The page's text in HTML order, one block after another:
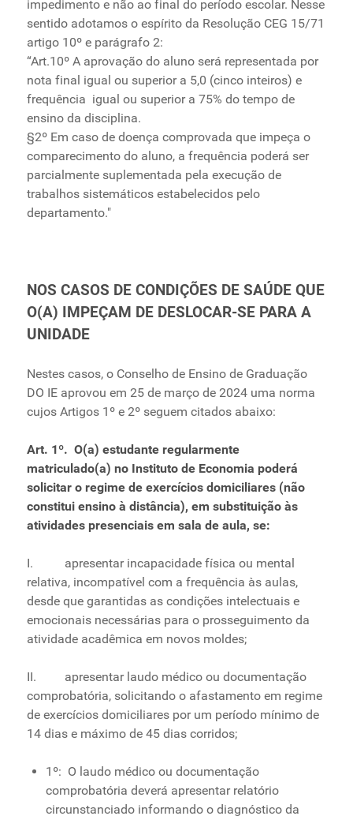
Advocacia-Geral da União
Planalto
impedimento e não ao final do período escolar. Nesse
sentido adotamos o espírito da Resolução CEG 15/71
artigo 10º e parágrafo 2:
“Art.10º A aprovação do aluno será representada por
nota final igual ou superior a 5,0 (cinco inteiros) e
frequência igual ou superior a 75% do tempo de
ensino da disciplina.
§2º Em caso de doença comprovada que impeça o
comparecimento do aluno, a frequência poderá ser
parcialmente suplementada pela execução de
trabalhos sistemáticos estabelecidos pelo
departamento."
NOS CASOS DE CONDIÇÕES DE SAÚDE QUE
O(A) IMPEÇAM DE DESLOCAR‑SE PARA A
UNIDADE
Nestes casos, o Conselho de Ensino de Graduação
DO IE aprovou em 25 de março de 2024 uma norma
cujos Artigos 1º e 2º seguem citados abaixo:
Art. 1º. O(a) estudante regularmente
matriculado(a) no Instituto de Economia poderá
solicitar o regime de exercícios domiciliares (não
constitui ensino à distância), em substituição às
atividades presenciais em sala de aula, se:
I. apresentar incapacidade física ou mental
relativa, incompatível com a frequência às aulas,
desde que garantidas as condições intelectuais e
emocionais necessárias para o prosseguimento da
atividade acadêmica em novos moldes;
II. apresentar laudo médico ou documentação
comprobatória, solicitando o afastamento em regime
de exercícios domiciliares por um período mínimo de
14 dias e máximo de 45 dias corridos;
1º: O laudo médico ou documentação
comprobatória deverá apresentar relatório
circunstanciado informando o diagnóstico da